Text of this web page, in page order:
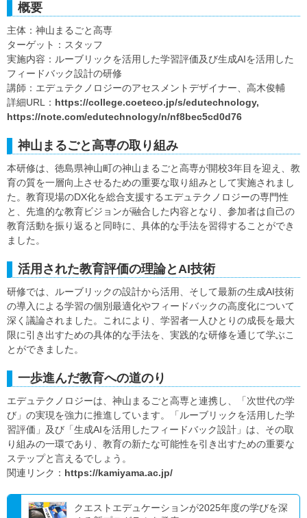
概要
主体：神山まるごと高専
ターゲット：スタッフ
実施内容：ルーブリックを活用した学習評価及び生成AIを活用した
フィードバック設計の研修
講師：エデュテクノロジーのアセスメントデザイナー、高木俊輔
詳細URL： https://college.coeteco.jp/s/edutechnology,
https://note.com/edutechnology/n/nf8bec5cd0d76
神山まるごと高専の取り組み
本研修は、徳島県神山町の神山まるごと高専が開校3年目を迎え、教
育の質を一層向上させるための重要な取り組みとして実施されまし
た。教育現場のDX化を総合支援するエデュテクノロジーの専門性
と、先進的な教育ビジョンが融合した内容となり、参加者は自己の
教育活動を振り返ると同時に、具体的な手法を習得することができ
ました。
活用された教育評価の理論とAI技術
研修では、ルーブリックの設計から活用、そして最新の生成AI技術
の導入による学習の個別最適化やフィードバックの高度化について
深く議論されました。これにより、学習者一人ひとりの成長を最大
限に引き出すための具体的な手法を、実践的な研修を通じて学ぶこ
とができました。
一歩進んだ教育への道のり
エデュテクノロジーは、神山まるごと高専と連携し、「次世代の学
び」の実現を強力に推進しています。「ルーブリックを活用した学
習評価」及び「生成AIを活用したフィードバック設計」は、その取
り組みの一環であり、教育の新たな可能性を引き出すための重要な
ステップと言えるでしょう。
関連リンク： https://kamiyama.ac.jp/
クエストエデュケーションが2025年度の学びを深